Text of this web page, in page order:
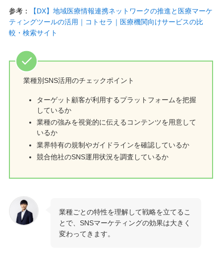
参考：
【DX】地域医療情報連携ネットワークの推進と医療マーケ
ティングツールの活用｜コトセラ｜医療機関向けサービスの比
較・検索サイト
業種別SNS活用のチェックポイント
ターゲット顧客が利用するプラットフォームを把握
しているか
業種の強みを視覚的に伝えるコンテンツを用意して
いるか
業界特有の規制やガイドラインを確認しているか
競合他社のSNS運用状況を調査しているか
業種ごとの特性を理解して戦略を立てるこ
とで、SNSマーケティングの効果は大きく
変わってきます。